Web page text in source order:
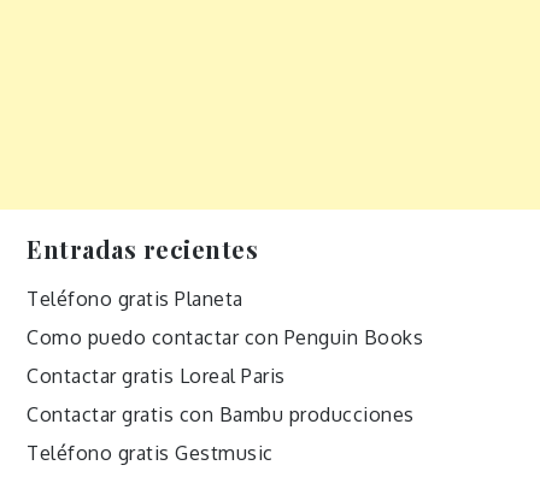
Entradas recientes
Teléfono gratis Planeta
Como puedo contactar con Penguin Books
Contactar gratis Loreal Paris
Contactar gratis con Bambu producciones
Teléfono gratis Gestmusic